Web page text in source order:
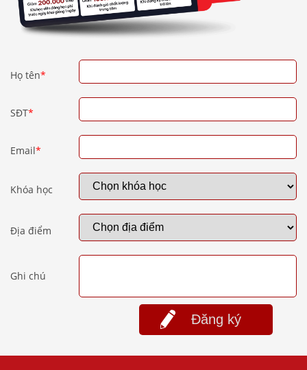
Họ tên*
SĐT*
Email*
Khóa học
Địa điểm
Ghi chú
Đăng ký